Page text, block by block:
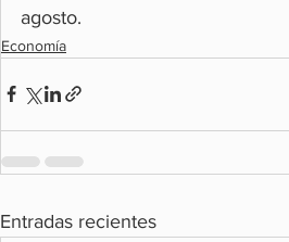
agosto.
Economía
Entradas recientes